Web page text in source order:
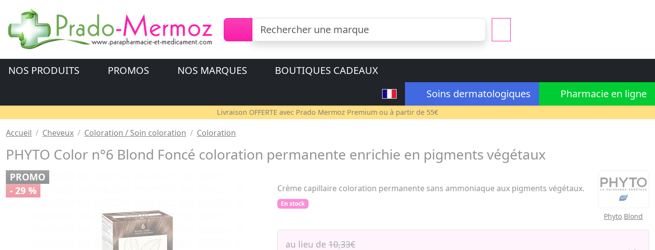
NOS PRODUITS PROMOS NOS MARQUES
BOUTIQUES CADEAUX
Soins dermatologiques
Pharmacie en ligne
Livraison OFFERTE avec Prado Mermoz Premium ou à partir de 55€
Accueil Cheveux Coloration / Soin coloration Coloration
PHYTO Color n°6 Blond Foncé coloration permanente enrichie en pigments végétaux
PROMO
- 29 %
Crème capillaire coloration permanente sans ammoniaque aux pigments végétaux.
En stock
Phyto Blond
au lieu de10,33€